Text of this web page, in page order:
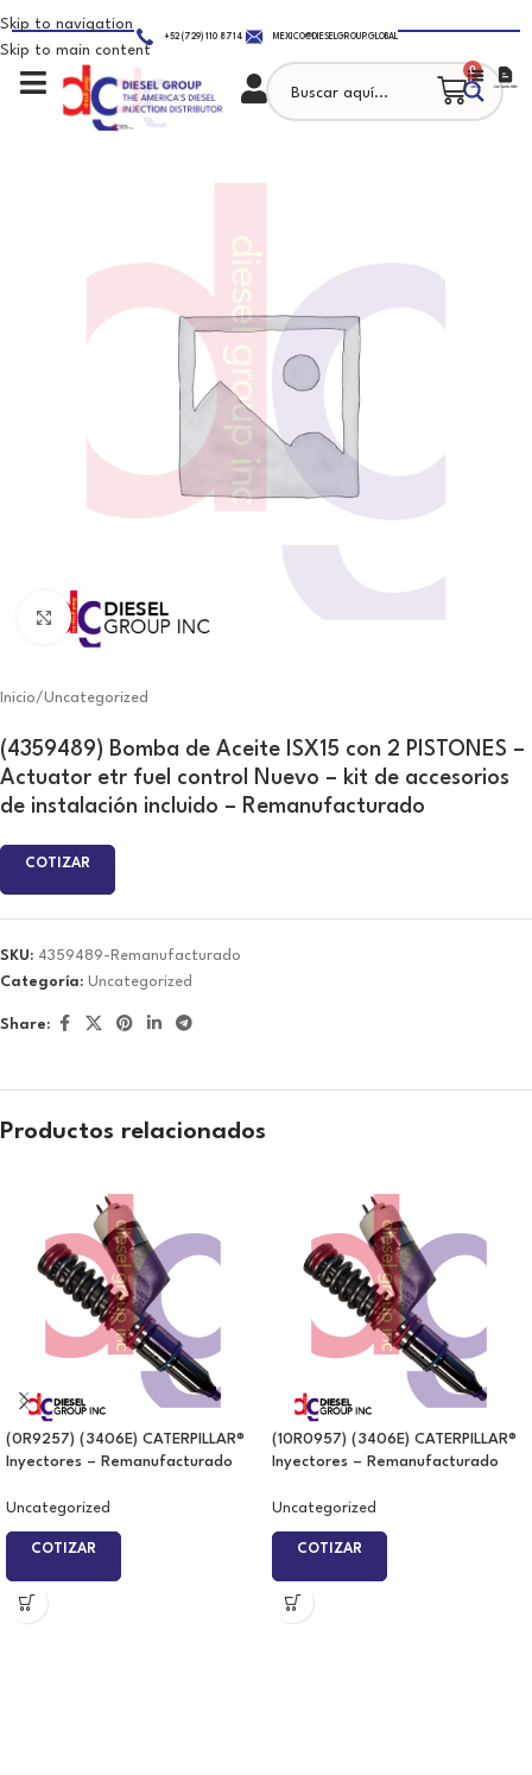
Skip to navigation
Skip to main content
+52 (729) 110 8714 MEXICO@DIESELGROUP.GLOBAL
0
Click to enlarge
Inicio/Uncategorized
(4359489) Bomba de Aceite ISX15 con 2 PISTONES –
Actuator etr fuel control Nuevo – kit de accesorios
de instalación incluido – Remanufacturado
COTIZAR
SKU: 4359489-Remanufacturado
Categoría: Uncategorized
Share:
Productos relacionados
(0R9257) (3406E) CATERPILLAR®
Inyectores – Remanufacturado
Uncategorized
COTIZAR
(10R0957) (3406E) CATERPILLAR®
Inyectores – Remanufacturado
Uncategorized
COTIZAR